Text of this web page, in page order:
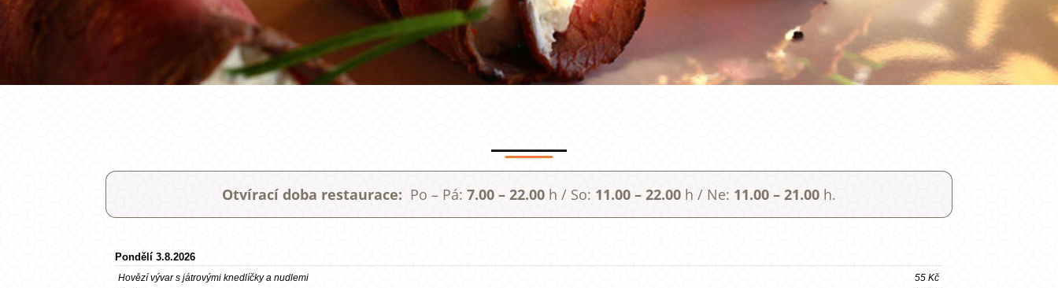
Otvírací doba restaurace: Po – Pá: 7.00 – 22.00 h / So: 11.00 – 22.00 h / Ne: 11.00 – 21.00 h.